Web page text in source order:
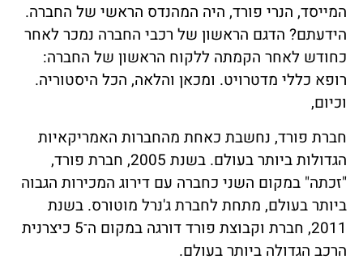
המייסד, הנרי פורד, היה המהנדס הראשי של החברה.
הידעתם? הדגם הראשון של רכבי החברה נמכר לאחר
כחודש לאחר הקמתה ללקוח הראשון של החברה:
רופא כללי מדטרויט. ומכאן והלאה, הכל היסטוריה.
וכיום,
חברת פורד, נחשבת כאחת מהחברות האמריקאיות
הגדולות ביותר בעולם. בשנת 2005, חברת פורד,
"זכתה" במקום השני כחברה עם דירוג המכירות הגבוה
ביותר בעולם, מתחת לחברת ג'נרל מוטורס. בשנת
2011, חברת וקבוצת פורד דורגה במקום ה־5 כיצרנית
הרכב הגדולה ביותר בעולם.